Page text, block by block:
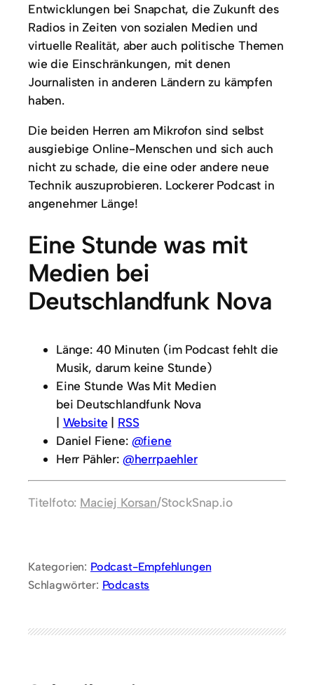
Entwicklungen bei Snapchat, die Zukunft des
Radios in Zeiten von sozialen Medien und
virtuelle Realität, aber auch politische Themen
wie die Einschränkungen, mit denen
Journalisten in anderen Ländern zu kämpfen
haben.
Die beiden Herren am Mikrofon sind selbst
ausgiebige Online-Menschen und sich auch
nicht zu schade, die eine oder andere neue
Technik auszuprobieren. Lockerer Podcast in
angenehmer Länge!
Eine Stunde was mit
Medien bei
Deutschlandfunk Nova
Länge: 40 Minuten (im Podcast fehlt die
Musik, darum keine Stunde)
Eine Stunde Was Mit Medien
bei Deutschlandfunk Nova
| Website | RSS
Daniel Fiene: @fiene
Herr Pähler: @herrpaehler
Titelfoto: Maciej Korsan/StockSnap.io
Kategorien: Podcast-Empfehlungen
Schlagwörter: Podcasts